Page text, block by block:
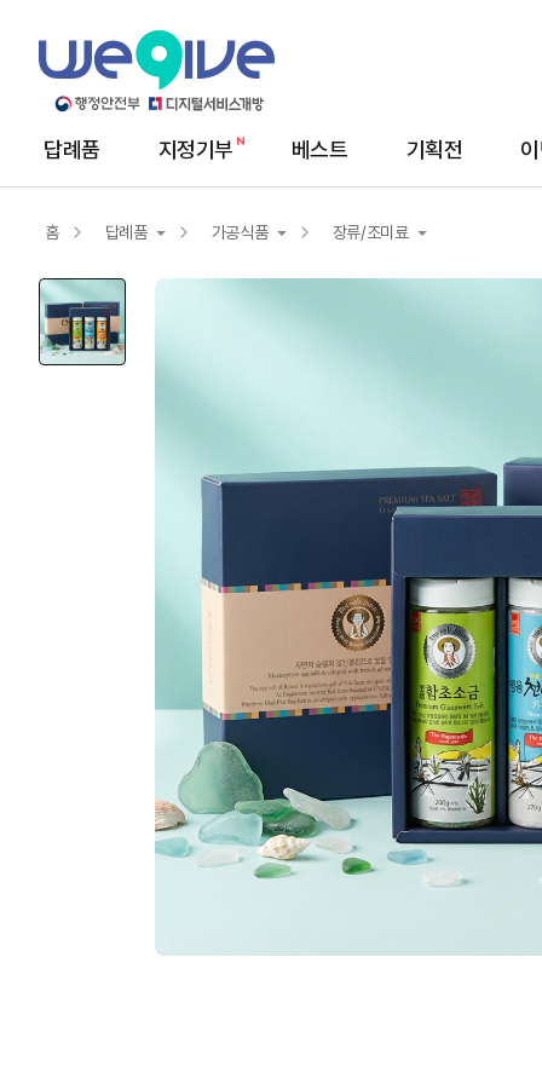
메
답례품 지정기부 베스트 기획전
홈 답례품
답례품
지정기부
가공식품
농산물
생활용품
장류/조미료
김치/절임배추
간식/떡/육포
기타가공식품